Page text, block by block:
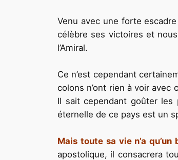
Venu avec une forte
célèbre ses victoires et
l’Amiral.
Ce n’est cependant
colons n’ont rien à voir
Il sait cependant goûter
éternelle de ce pays est un
Mais toute sa vie n’a
apostolique, il consacrera